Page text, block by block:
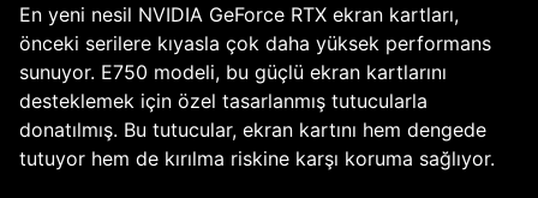
En yeni nesil NVIDIA GeForce RTX ekran kartları,
önceki serilere kıyasla çok daha yüksek performans
sunuyor. E750 modeli, bu güçlü ekran kartlarını
desteklemek için özel tasarlanmış tutucularla
donatılmış. Bu tutucular, ekran kartını hem dengede
tutuyor hem de kırılma riskine karşı koruma sağlıyor.